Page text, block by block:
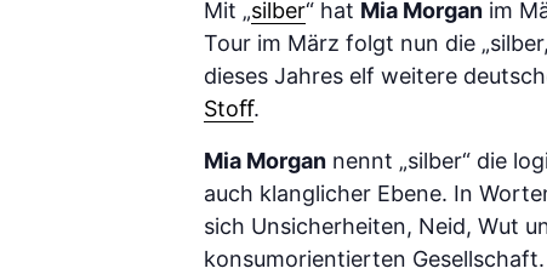
Mit „silber“ hat Mia Morgan im
Tour im März folgt nun die
dieses Jahres elf weitere
Stoﬀ.
Mia Morgan nennt „silber“ die
auch klanglicher Ebene. In
sich Unsicherheiten, Neid, Wut
konsumorientierten Gesellschaft.